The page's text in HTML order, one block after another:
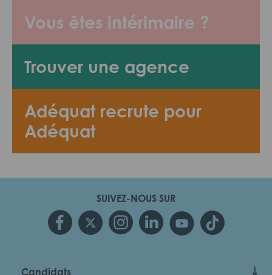
Vous êtes intérimaire ?
Trouver une agence
Adéquat recrute pour
Adéquat
SUIVEZ-NOUS SUR
Candidats